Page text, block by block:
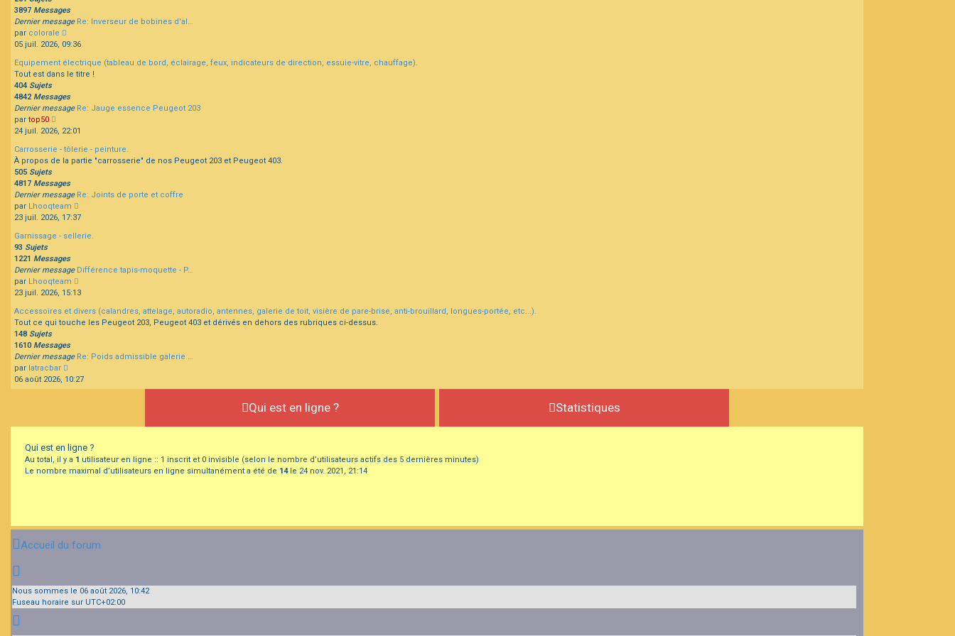
3897 Messages
Dernier message Re: Inverseur de bobines d'al…
par colorale
le
message
05 juil. 2026, 09:36
Equipement électrique (tableau de bord, éclairage, feux, indicateurs de direction, essuie-vitre, chauffage).
Tout est dans le titre !
404 Sujets
4842Messages
Dernier message Re: Jauge essence Peugeot 203
par top50
le
message
24 juil. 2026, 22:01
Carrosserie - tôlerie - peinture.
À propos de la partie "carrosserie" de nos Peugeot 203 et Peugeot 403.
505 Sujets
4817 Messages
Dernier message Re: Joints de porte et coffre
par Lhooqteam
le
message
23 juil. 2026, 17:37
Garnissage - sellerie.
93 Sujets
1221 Messages
Dernier message Différence tapis-moquette - P…
par Lhooqteam
le
message
23 juil. 2026, 15:13
Accessoires et divers (calandres, attelage, autoradio, antennes, galerie de toit, visière de pare-brise, anti-brouillard, longues-portée, etc...).
Tout ce qui touche les Peugeot 203, Peugeot 403 et dérivés en dehors des rubriques ci-dessus.
148 Sujets
1610Messages
Dernier message Re: Poids admissible galerie …
par latracbar
le
dernier
06 août 2026, 10:27
Qui est en ligne ? Statistiques
Qui est en ligne ?
Au total, il y a 1 utilisateur en ligne :: 1 inscrit et 0 invisible (selon le nombre d’utilisateurs actifs des 5 dernières minutes)
Le nombre maximal d’utilisateurs en ligne simultanément a été de 14le 24 nov. 2021, 21:14
Accueil du forum
Nous sommes le 06 août 2026, 10:42
Fuseau horaire sur UTC+02:00